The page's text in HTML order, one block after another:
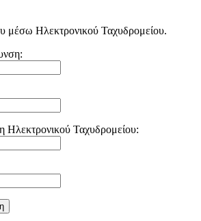
μέσω Ηλεκτρονικού Ταχυδρομείου.
Ηλεκτρονικού Ταχυδρομείου: